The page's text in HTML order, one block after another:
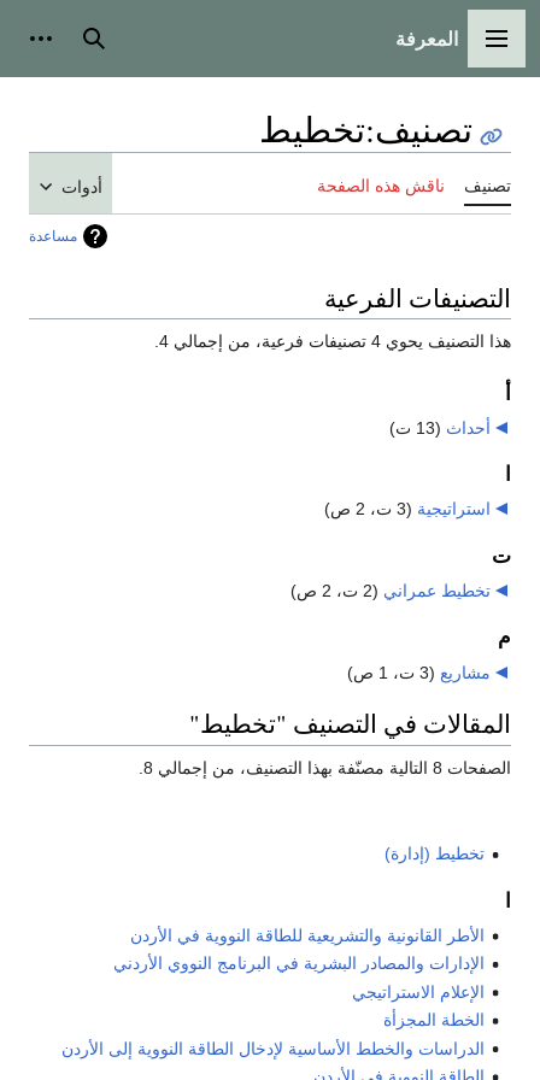
القائمة الرئيسية
المعرفة بحث
تصنيف:تخطيط
تصنيف ناقش هذه الصفحة أدوات
مساعدة
التصنيفات الفرعية
هذا التصنيف يحوي 4 تصنيفات فرعية، من إجمالي 4.
أحداث (13 ت)
استراتيجية (3 ت، 2 ص)
ت
تخطيط عمراني (2 ت، 2 ص)
م
مشاريع (3 ت، 1 ص)
المقالات في التصنيف "تخطيط"
الصفحات 8 التالية مصنّفة بهذا التصنيف، من إجمالي 8.
تخطيط (إدارة)
الأطر القانونية والتشريعية للطاقة النووية في الأردن
الإدارات والمصادر البشرية في البرنامج النووي الأردني
الإعلام الاستراتيجي
الخطة المجزأة
الدراسات والخطط الأساسية لإدخال الطاقة النووية إلى الأردن